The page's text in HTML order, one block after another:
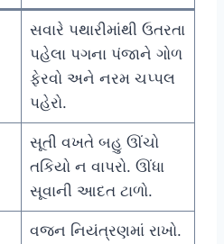
સવારે પથારીમાંથી ઉતરતા
પહેલા પગના પંજાને ગોળ
ફેરવો અને નરમ ચપ્પલ
પહેરો.
સૂતી વખતે બહુ ઊંચો
તકિયો ન વાપરો. ઊંધા
સૂવાની આદત ટાળો.
વજન નિયંત્રણમાં રાખો.